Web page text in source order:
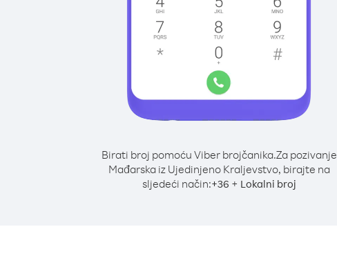
Birati broj pomoću Viber brojčanika.Za pozivanje
Mađarska iz Ujedinjeno Kraljevstvo, birajte na
sljedeći način:+36 + Lokalni broj